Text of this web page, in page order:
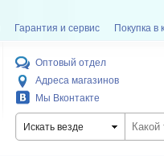
Гарантия и сервис Покупка в
Оптовый отдел
Адреса магазинов
Мы Вконтакте
Искать везде